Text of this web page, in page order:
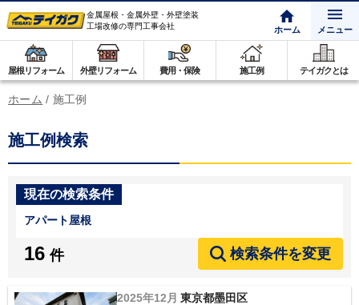
金属屋根・金属外壁・外壁塗装
工場改修の専門工事会社
ホーム メニュー
屋根リフォーム 外壁リフォーム 費用・保険 施工例 テイガクとは
ホーム / 施工例
施工例検索
現在の検索条件
アパート屋根
16 件 検索条件を変更
2025年12月 東京都墨田区